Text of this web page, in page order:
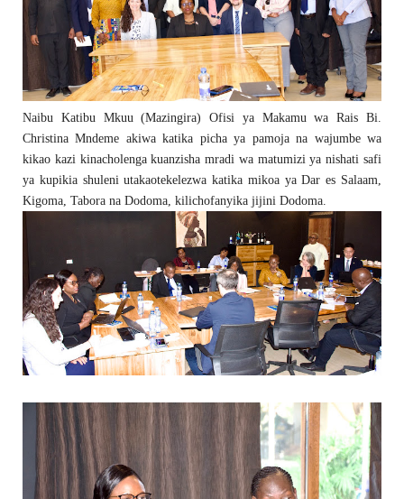
Naibu Katibu Mkuu (Mazingira) Ofisi ya Makamu wa Rais Bi.
Christina Mndeme akiwa katika picha ya pamoja na wajumbe wa
kikao kazi kinacholenga kuanzisha mradi wa matumizi ya nishati safi
ya kupikia shuleni utakaotekelezwa katika mikoa ya Dar es Salaam,
Kigoma, Tabora na Dodoma, kilichofanyika jijini Dodoma.